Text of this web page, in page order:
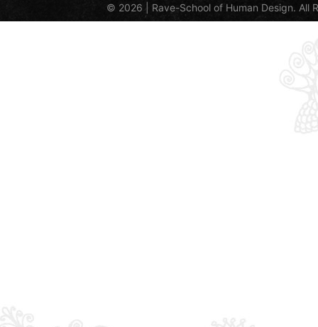
© 2026 | Rave-School of Human Design. All